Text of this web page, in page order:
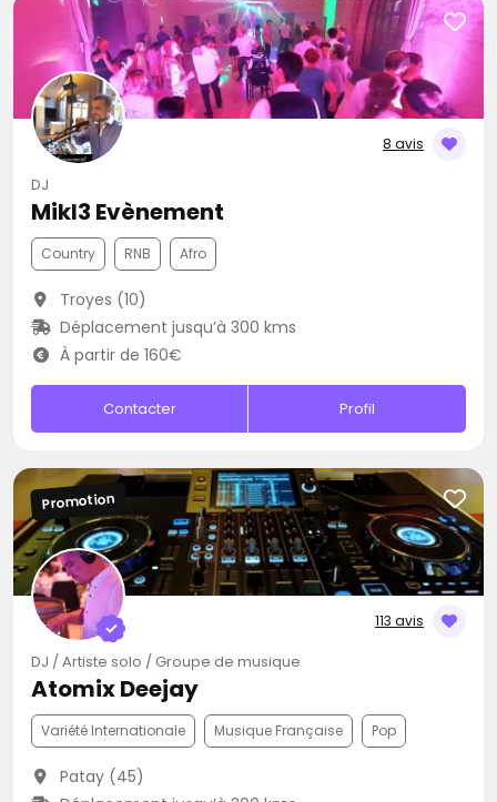
8 avis
DJ
Mikl3 Evènement
Country RNB Afro
Troyes (10)
Déplacement jusqu’à 300 kms
À partir de 160€
Contacter Profil
113 avis
Promotion
DJ / Artiste solo / Groupe de musique
Atomix Deejay
Variété Internationale Musique Française Pop
Patay (45)